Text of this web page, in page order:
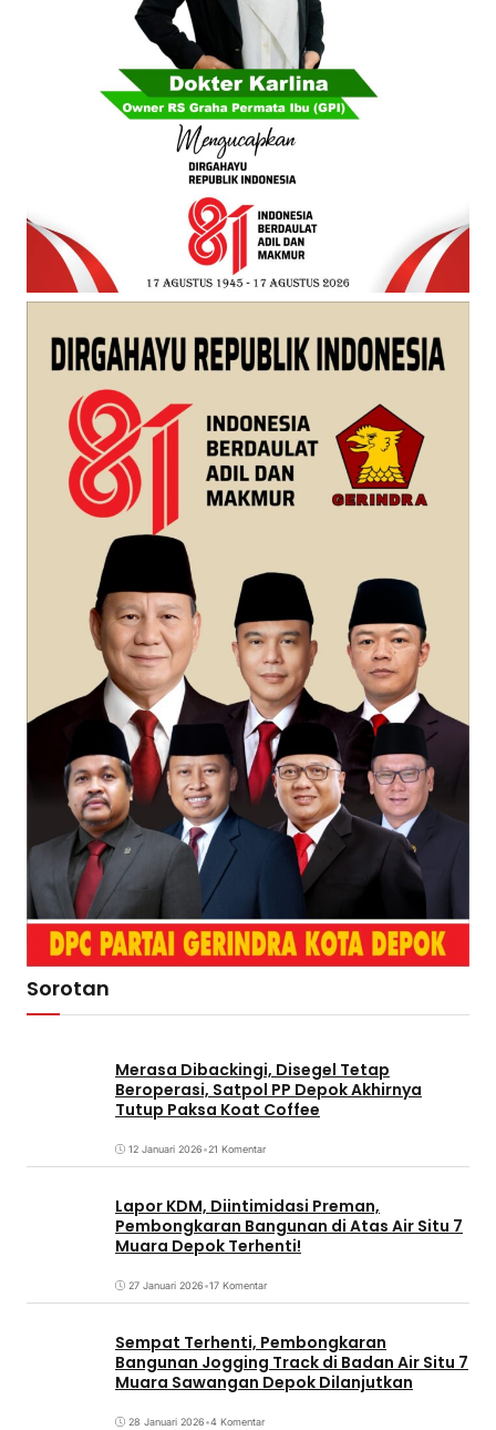
Sorotan
Merasa Dibackingi, Disegel Tetap
Beroperasi, Satpol PP Depok Akhirnya
Tutup Paksa Koat Coffee
12 Januari 2026•21 Komentar
Lapor KDM, Diintimidasi Preman,
Pembongkaran Bangunan di Atas Air Situ 7
Muara Depok Terhenti!
27 Januari 2026•17 Komentar
Sempat Terhenti, Pembongkaran
Bangunan Jogging Track di Badan Air Situ 7
Muara Sawangan Depok Dilanjutkan
28 Januari 2026•4 Komentar